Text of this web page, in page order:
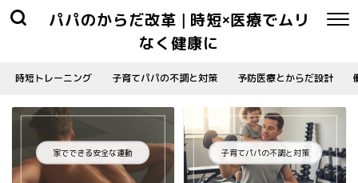
パパのからだ改革 | 時短×医療でムリ
なく健康に
時短トレーニング 子育てパパの不調と対策 予防医療とからだ設計
家でできる安全な運動 子育てパパの不調と対策